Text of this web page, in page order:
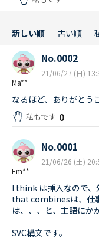
新しい順 古い順
Ma**
No.0002
21/06/27 (日)
なるほど、ありがとう
私もです 0
Em**
No.0001
21/06/26 (土)
I think は挿入なので、
that combinesは、仕
は、、、と、主語にか
SVC構文です。